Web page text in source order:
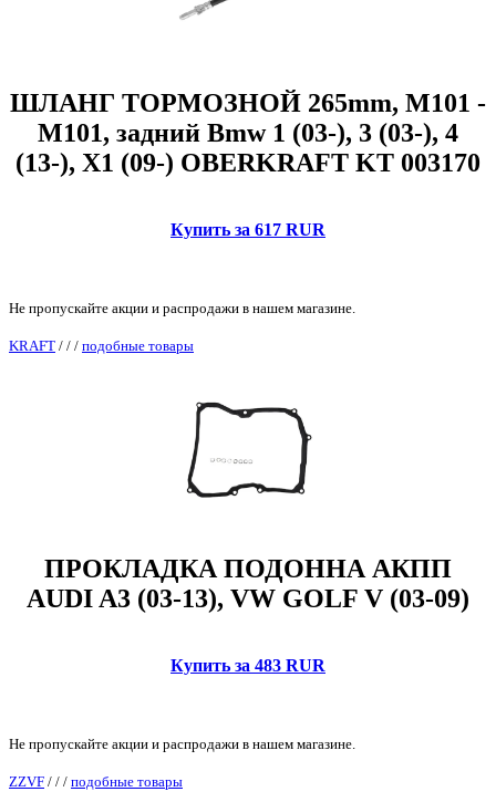
ШЛАНГ ТОРМОЗНОЙ 265mm, M101 -
M101, задний Bmw 1 (03-), 3 (03-), 4
(13-), X1 (09-) OBERKRAFT KT 003170
Купить за 617 RUR
Не пропускайте акции и распродажи в нашем магазине.
KRAFT / / / подобные товары
ПРОКЛАДКА ПОДОННА АКПП
AUDI A3 (03-13), VW GOLF V (03-09)
Купить за 483 RUR
Не пропускайте акции и распродажи в нашем магазине.
ZZVF / / / подобные товары